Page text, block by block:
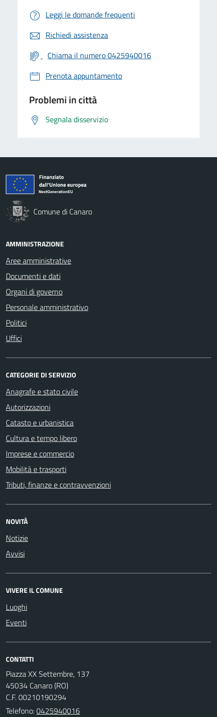
Leggi le domande frequenti
Richiedi assistenza
Chiama il numero 0425940016
Prenota appuntamento
Problemi in città
Segnala disservizio
Comune di Canaro
AMMINISTRAZIONE
Aree amministrative
Documenti e dati
Organi di governo
Personale amministrativo
Politici
Uffici
CATEGORIE DI SERVIZIO
Anagrafe e stato civile
Autorizzazioni
Catasto e urbanistica
Cultura e tempo libero
Imprese e commercio
Mobilità e trasporti
Tributi, finanze e contravvenzioni
NOVITÀ
Notizie
Avvisi
VIVERE IL COMUNE
Luoghi
Eventi
CONTATTI
Piazza XX Settembre, 137
45034 Canaro (RO)
C.F. 00210190294
Telefono:0425940016